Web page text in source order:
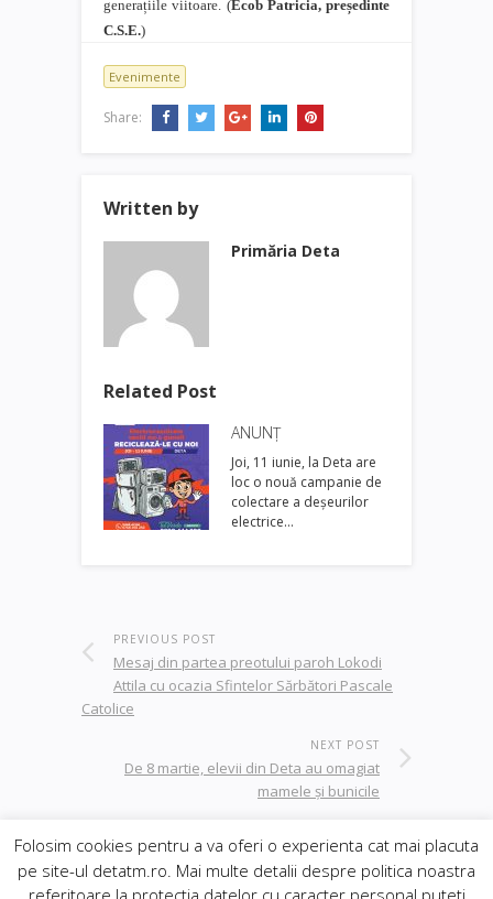
generațiile viitoare. (Ecob Patricia, președinte
C.S.E.)
Evenimente
Share:
Written by
Primăria Deta
Related Post
ANUNȚ
Joi, 11 iunie, la Deta are
loc o nouă campanie de
colectare a deșeurilor
electrice…
PREVIOUS POST
Mesaj din partea preotului paroh Lokodi
Attila cu ocazia Sfintelor Sărbători Pascale
Catolice
NEXT POST
De 8 martie, elevii din Deta au omagiat
mamele și bunicile
© 2019Orasul Deta| realizat deDowMedia|
Folosim cookies pentru a va oferi o experienta cat mai placuta
pe site-ul detatm.ro. Mai multe detalii despre politica noastra
referitoare la protectia datelor cu caracter personal puteti